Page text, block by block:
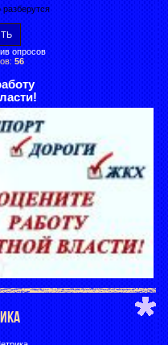
опросов
56